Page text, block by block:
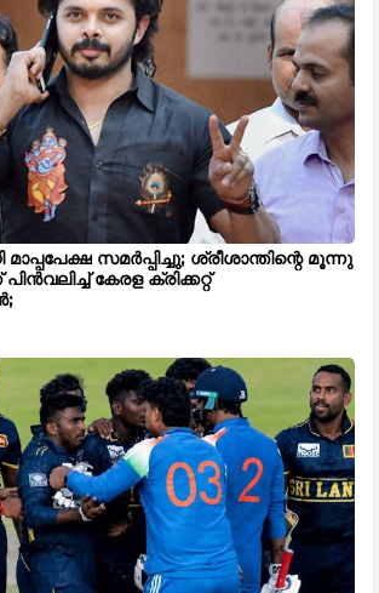
സമർപ്പിച്ചു; ശ്രീശാന്തിന്റെ മൂന്നു
കേരള ക്രിക്കറ്റ്